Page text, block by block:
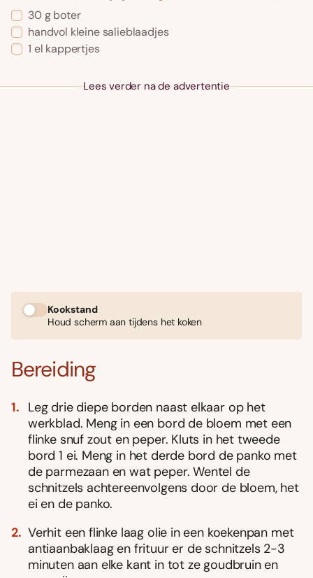
30 g boter
handvol kleine salieblaadjes
1 el kappertjes
Lees verder na de advertentie
Kookstand
Houd scherm aan tijdens het koken
Bereiding
Leg drie diepe borden naast elkaar op het
werkblad. Meng in een bord de bloem met een
flinke snuf zout en peper. Kluts in het tweede
bord 1 ei. Meng in het derde bord de panko met
de parmezaan en wat peper. Wentel de
schnitzels achtereenvolgens door de bloem, het
ei en de panko.
Verhit een flinke laag olie in een koekenpan met
antiaanbaklaag en frituur er de schnitzels 2-3
minuten aan elke kant in tot ze goudbruin en